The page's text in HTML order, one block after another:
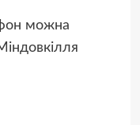
фон можна